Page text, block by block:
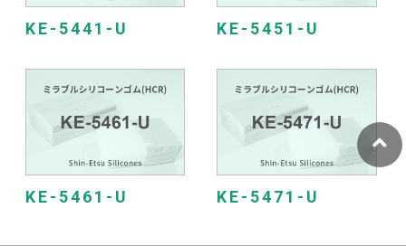
KE-5441-U KE-5451-U
KE-5461-U KE-5471-U